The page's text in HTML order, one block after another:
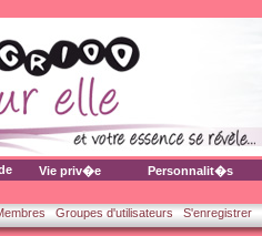
Vie priv�e Personnalit�s
Groupes d'utilisateurs S'enregistrer